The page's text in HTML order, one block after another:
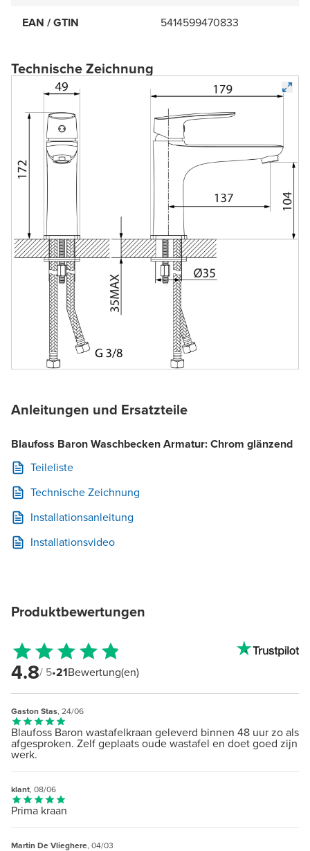
EAN / GTIN 5414599470833
Technische Zeichnung
Anleitungen und Ersatzteile
Blaufoss Baron Waschbecken Armatur: Chrom glänzend
Teileliste
Technische Zeichnung
Installationsanleitung
Installationsvideo
Produktbewertungen
4.8/ 5•21Bewertung(en)
Gaston Stas, 24/06
Blaufoss Baron wastafelkraan geleverd binnen 48 uur zo als
afgesproken. Zelf geplaats oude wastafel en doet goed zijn
werk.
klant, 08/06
Prima kraan
Martin De Vlieghere, 04/03